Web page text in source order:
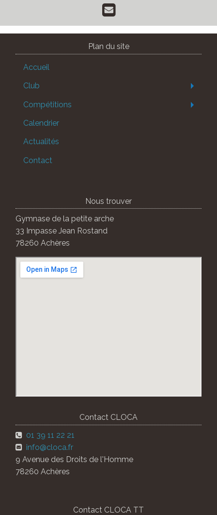
Plan du site
Accueil
Club
Compétitions
Calendrier
Actualités
Contact
Nous trouver
Gymnase de la petite arche
33 Impasse Jean Rostand
78260 Achères
Contact CLOCA
01 39 11 22 21
info@cloca.fr
9 Avenue des Droits de l'Homme
78260 Achères
Contact CLOCA TT